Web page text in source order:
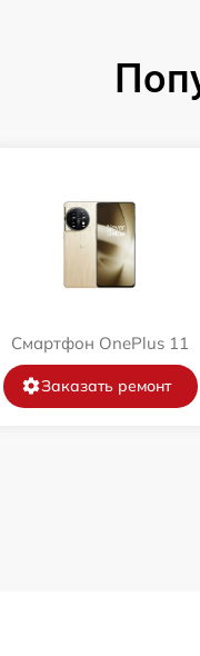
Смартфон OnePlus 11
Заказать ремонт